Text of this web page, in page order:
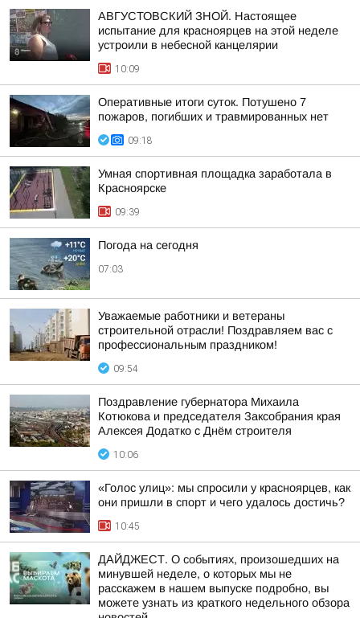
АВГУСТОВСКИЙ ЗНОЙ. Настоящее
испытание для красноярцев на этой неделе
устроили в небесной канцелярии
10:09
Оперативные итоги суток. Потушено 7
пожаров, погибших и травмированных нет
09:18
Умная спортивная площадка заработала в
Красноярске
09:39
Погода на сегодня
07:03
Уважаемые работники и ветераны
строительной отрасли! Поздравляем вас с
профессиональным праздником!
09:54
Поздравление губернатора Михаила
Котюкова и председателя Заксобрания края
Алексея Додатко с Днём строителя
10:06
«Голос улиц»: мы спросили у красноярцев, как
они пришли в спорт и чего удалось достичь?
10:45
ДАЙДЖЕСТ. О событиях, произошедших на
минувшей неделе, о которых мы не
расскажем в нашем выпуске подробно, вы
можете узнать из краткого недельного обзора